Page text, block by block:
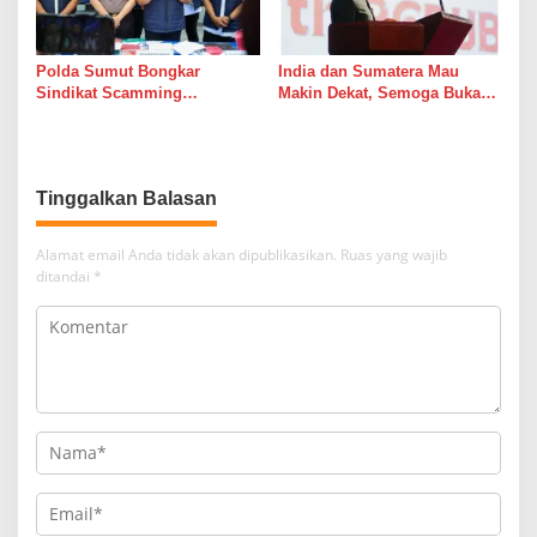
Polda Sumut Bongkar
Sindikat Scamming
India dan Sumatera Mau
Makin Dekat, Semoga Bukan
Tinggalkan Balasan
Alamat email Anda tidak akan dipublikasikan. Ruas yang wajib
ditandai *